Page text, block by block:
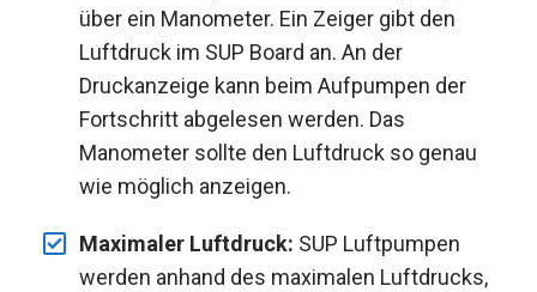
über ein Manometer. Ein Zeiger gibt den
Luftdruck im SUP Board an. An der
Druckanzeige kann beim Aufpumpen der
Fortschritt abgelesen werden. Das
Manometer sollte den Luftdruck so genau
wie möglich anzeigen.
Maximaler Luftdruck: SUP Luftpumpen
werden anhand des maximalen Luftdrucks,